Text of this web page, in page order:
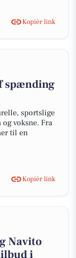
Kopiér link
spænding
sportslige
voksne. Fra
til en
Kopiér link
Navito
i